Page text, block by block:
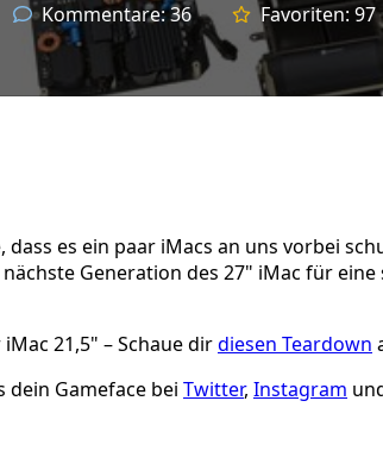
Kommentare:36 Favoriten: 97
es ein paar iMacs an uns vorbei
Generation des 27" iMac für
21,5" – Schaue dirdiesen Teardown
dein Gameface bei Twitter, Instagram